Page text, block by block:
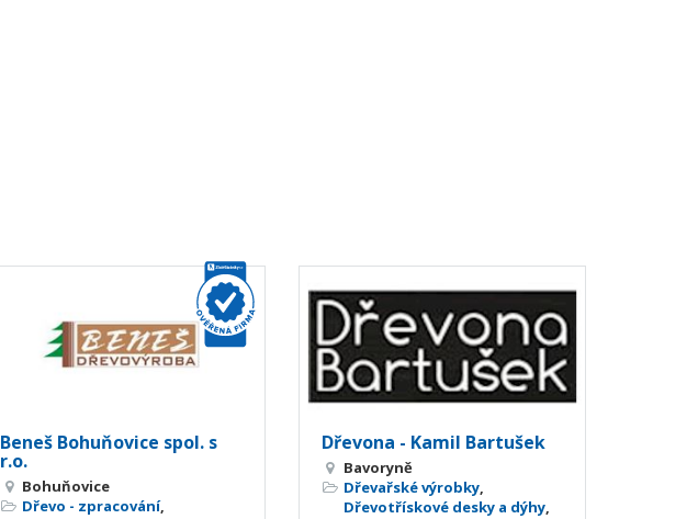
Beneš Bohuňovice spol. s
r.o.
Bohuňovice
Dřevo - zpracování,
Dřevona - Kamil Bartušek
Bavoryně
Dřevařské výrobky,
Dřevotřískové desky a dýhy,